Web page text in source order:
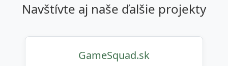
navštívte aj naše ďalšie projekty
GameSquad.sk